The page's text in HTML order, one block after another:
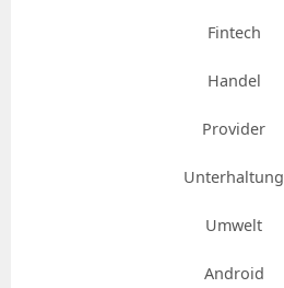
Fintech
Handel
Provider
Unterhaltung
Umwelt
Android